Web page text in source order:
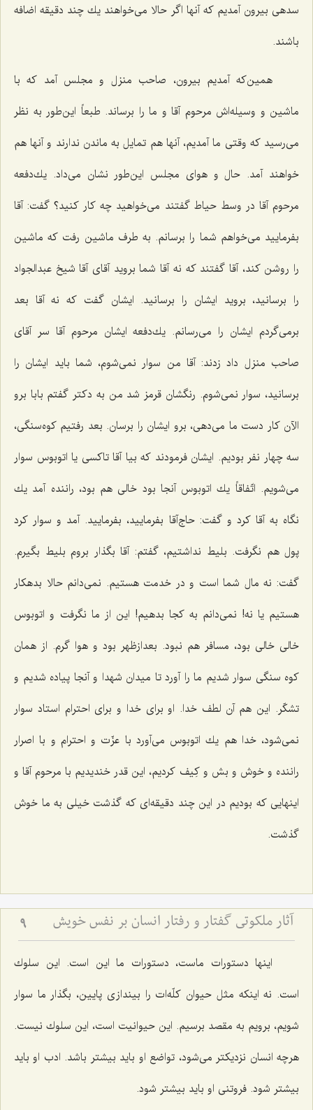
سدهی بیرون آمدیم كه آنها اگر حالا می‌خواهند یك چند دقیقه اضافه
باشند.
همین‌كه آمدیم بیرون، صاحب منزل و مجلس آمد كه با
ماشین و وسیله‌اش مرحوم آقا و ما را برساند. طبعاً این‌طور به نظر
می‌رسید كه وقتی ما آمدیم، آنها هم تمایل به ماندن ندارند و آنها هم
خواهند آمد. حال و هوای مجلس این‌طور نشان می‌داد. یك‌دفعه
مرحوم آقا در وسط حیاط گفتند می‌خواهید چه كار كنید؟ گفت: آقا
بفرمایید می‌خواهم شما را برسانم. به طرف ماشین رفت كه ماشین
را روشن كند، آقا گفتند كه نه آقا شما بروید آقای آقا شیخ عبدالجواد
را برسانید، بروید ایشان را برسانید. ایشان گفت كه نه آقا بعد
برمی‌گردم ایشان را می‌رسانم. یك‌دفعه ایشان مرحوم آقا سر آقای
صاحب منزل داد زدند: آقا من سوار نمی‌شوم، شما باید ایشان را
برسانید، سوار نمی‌شوم. رنگشان قرمز شد من به دكتر گفتم بابا برو
الآن كار دست ما می‌دهی، برو ایشان را برسان. بعد رفتیم كوه‌سنگی،
سه چهار نفر بودیم. ایشان فرمودند كه بیا آقا تاكسی یا اتوبوس سوار
می‌شویم. اتّفاقاً یك اتوبوس آنجا بود خالی هم بود، راننده آمد یك
نگاه به آقا كرد و گفت: حاج‌آقا بفرمایید، بفرمایید. آمد و سوار كرد
پول هم نگرفت. بلیط نداشتیم، گفتم: آقا بگذار بروم بلیط بگیرم.
گفت: نه مال شما است و در خدمت هستیم. نمی‌دانم حالا بدهكار
هستیم یا نه! نمی‌دانم به كجا بدهیم! این از ما نگرفت و اتوبوس
خالی خالی بود، مسافر هم نبود. بعدازظهر بود و هوا گرم. از همان
كوه سنگی سوار شدیم ما را آورد تا میدان شهدا و آنجا پیاده شدیم و
تشكّر. این هم آن لطف خدا. او برای خدا و برای احترام استاد سوار
نمی‌شود، خدا هم یك اتوبوس می‌آورد با عزّت و احترام و با اصرار
راننده و خوش و بش و كِیف كردیم، این قدر خندیدیم با مرحوم آقا و
اینهایی كه بودیم در این چند دقیقه‌ای كه گذشت خیلی به ما خوش
گذشت.
آثار ملکوتی گفتار و رفتار انسان بر نفس خویش 9
اینها دستورات ماست، دستورات ما این است. این سلوك
است. نه اینكه مثل حیوان كلّه‌ات را بیندازی پایین، بگذار ما سوار
شویم، برویم به مقصد برسیم. این حیوانیت است، این سلوك نیست.
هرچه انسان نزدیكتر می‌شود، تواضع او باید بیشتر باشد. ادب او باید
بیشتر شود. فروتنی او باید بیشتر شود.